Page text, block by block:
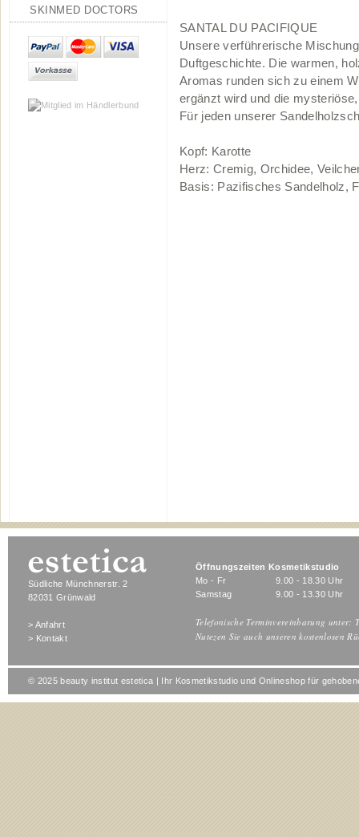
SKINMED DOCTORS
SANTAL DU PACIFIQUE
Unsere verführerische
Duftgeschichte. Die warmen,
Aromas runden sich zu einem
ergänzt wird und die
Für jeden unserer
Kopf: Karotte
Herz: Cremig, Orchidee,
Basis: Pazifisches Sandelholz,
Südliche Münchnerstr. 2
82031 Grünwald
> Anfahrt
> Kontakt
Öffnungszeiten Kosmetikstudio
Mo - Fr
9.00 - 18.30 Uhr
Samstag
9.00 - 13.30 Uhr
Telefonische Terminvereinbarung unter:
Nutezen Sie auch unseren kostenlosen
© 2025 beauty institut estetica | Ihr Kosmetikstudio und Onlineshop für